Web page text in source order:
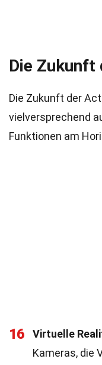
Die
Die Zukunft der
vielversprechend
Funktionen am
16 Virtuelle
Kameras, die